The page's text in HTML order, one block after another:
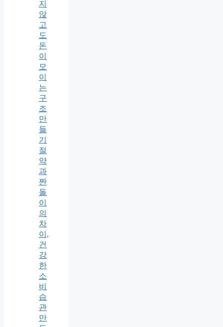
지
않
고
도
돈
이
모
이
는
구
조
만
들
기
절
약
과
짠
돌
이
의
차
이,
건
강
한
소
비
습
관
만